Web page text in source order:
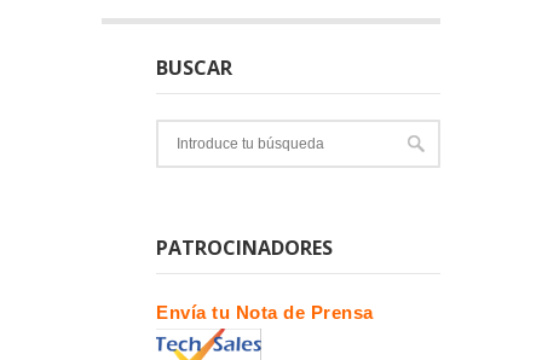
BUSCAR
PATROCINADORES
Envía tu Nota de Prensa